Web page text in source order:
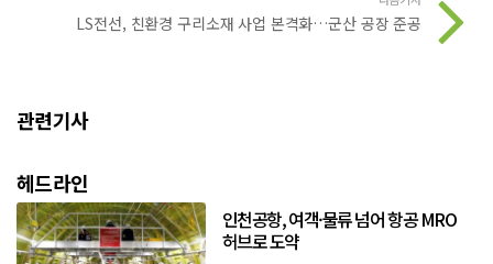
LS전선, 친환경 구리소재 사업 본격화…군산 공장 준공
관련기사
헤드라인
인천공항, 여객·물류 넘어 항공 MRO
허브로 도약